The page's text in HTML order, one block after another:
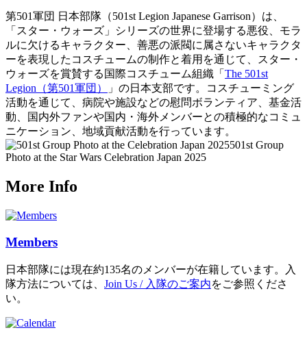
第501軍団 日本部隊（501st Legion Japanese Garrison）は、
「スター・ウォーズ」シリーズの世界に登場する悪役、モラ
ルに欠けるキャラクター、善悪の派閥に属さないキャラクタ
ーを表現したコスチュームの制作と着用を通じて、スター・
ウォーズを賞賛する国際コスチューム組織「 The 501st
Legion（第501軍団）
」の日本支部です。コスチューミング
活動を通じて、病院や施設などの慰問ボランティア、基金活
動、国内外ファンや国内・海外メンバーとの積極的なコミュ
ニケーション、地域貢献活動を行っています。
501st Group
Photo at the Star Wars Celebration Japan 2025
More Info
Members
日本部隊には現在約135名のメンバーが在籍しています。入
隊方法については、 Join Us / 入隊のご案内をご参照くださ
い。